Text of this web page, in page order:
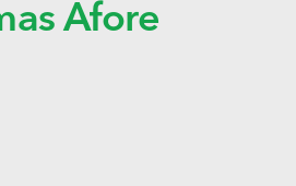
Afore